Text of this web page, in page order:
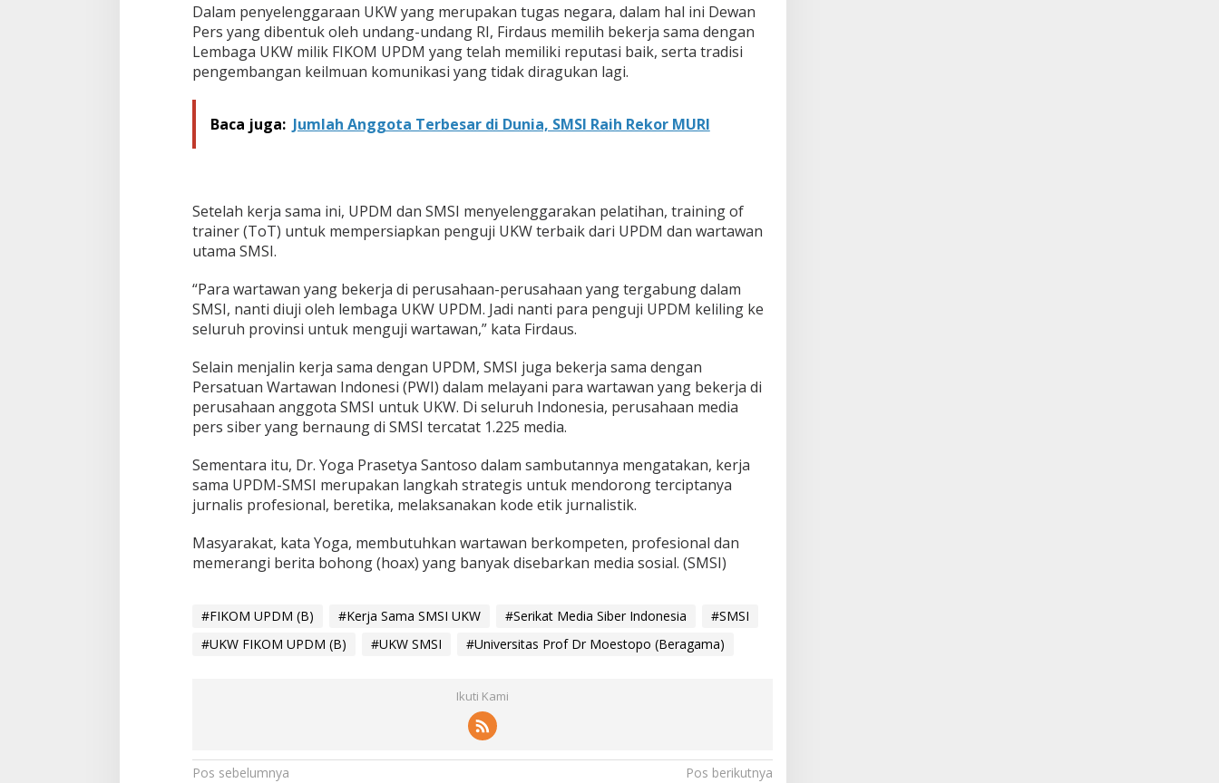
a
s
i
s
a
n
d
P
e
r
Dalam penyelenggaraan UKW yang merupakan tugas negara, dalam hal ini Dewan
Pers yang dibentuk oleh undang-undang RI, Firdaus memilih bekerja sama dengan
Lembaga UKW milik FIKOM UPDM yang telah memiliki reputasi baik, serta tradisi
pengembangan keilmuan komunikasi yang tidak diragukan lagi.
Baca juga: Jumlah Anggota Terbesar di Dunia, SMSI Raih Rekor MURI
Setelah kerja sama ini, UPDM dan SMSI menyelenggarakan pelatihan, training of
trainer (ToT) untuk mempersiapkan penguji UKW terbaik dari UPDM dan wartawan
utama SMSI.
“Para wartawan yang bekerja di perusahaan-perusahaan yang tergabung dalam
SMSI, nanti diuji oleh lembaga UKW UPDM. Jadi nanti para penguji UPDM keliling ke
seluruh provinsi untuk menguji wartawan,” kata Firdaus.
Selain menjalin kerja sama dengan UPDM, SMSI juga bekerja sama dengan
Persatuan Wartawan Indonesi (PWI) dalam melayani para wartawan yang bekerja di
perusahaan anggota SMSI untuk UKW. Di seluruh Indonesia, perusahaan media
pers siber yang bernaung di SMSI tercatat 1.225 media.
Sementara itu, Dr. Yoga Prasetya Santoso dalam sambutannya mengatakan, kerja
sama UPDM-SMSI merupakan langkah strategis untuk mendorong terciptanya
jurnalis profesional, beretika, melaksanakan kode etik jurnalistik.
Masyarakat, kata Yoga, membutuhkan wartawan berkompeten, profesional dan
memerangi berita bohong (hoax) yang banyak disebarkan media sosial. (SMSI)
#FIKOM UPDM (B) #Kerja Sama SMSI UKW #Serikat Media Siber Indonesia
#SMSI
#UKW FIKOM UPDM (B)
#UKW SMSI #Universitas Prof Dr Moestopo (Beragama)
Ikuti Kami
N
Pos sebelumnya
Pos berikutnya